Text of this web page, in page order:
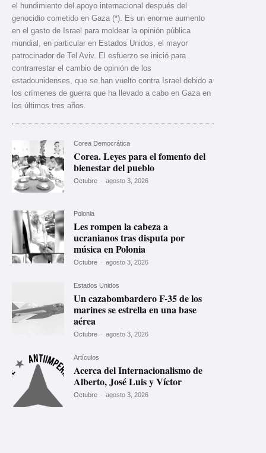
el hundimiento del apoyo internacional después del
genocidio cometido en Gaza (*). Es un enorme aumento
en el gasto de Israel para moldear la opinión pública
mundial, en particular en Estados Unidos, el mayor
patrocinador de Tel Aviv. El esfuerzo se inició para
contrarrestar el cambio de opinión de los
estadounidenses, que se han vuelto contra Israel debido a
los crímenes de guerra que ha llevado a cabo en Gaza en
los últimos tres años.
Corea Democrática
Corea. Leyes para el fomento del
bienestar del pueblo
Octubre - agosto 3, 2026
Polonia
Les rompen la cabeza a
ucranianos tras disputa por
música en Polonia
Octubre - agosto 3, 2026
Estados Unidos
Un cazabombardero F-35 de los
marines se estrella en una base
aérea
Octubre - agosto 3, 2026
Artículos
Acerca del Internacionalismo de
Alberto, José Luis y Víctor
Octubre - agosto 3, 2026